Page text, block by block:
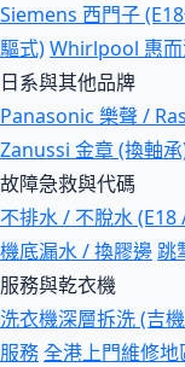
Siemens 西門子
驅式)Whirlpool 惠
日系與其他品牌
Panasonic 樂聲 /
Zanussi 金章 (換軸
故障急救與代碼
不排水 / 不脫水 (E18
機底漏水 / 換膠邊跳
服務與乾衣機
洗衣機深層拆洗 (吉
服務全港上門維修地